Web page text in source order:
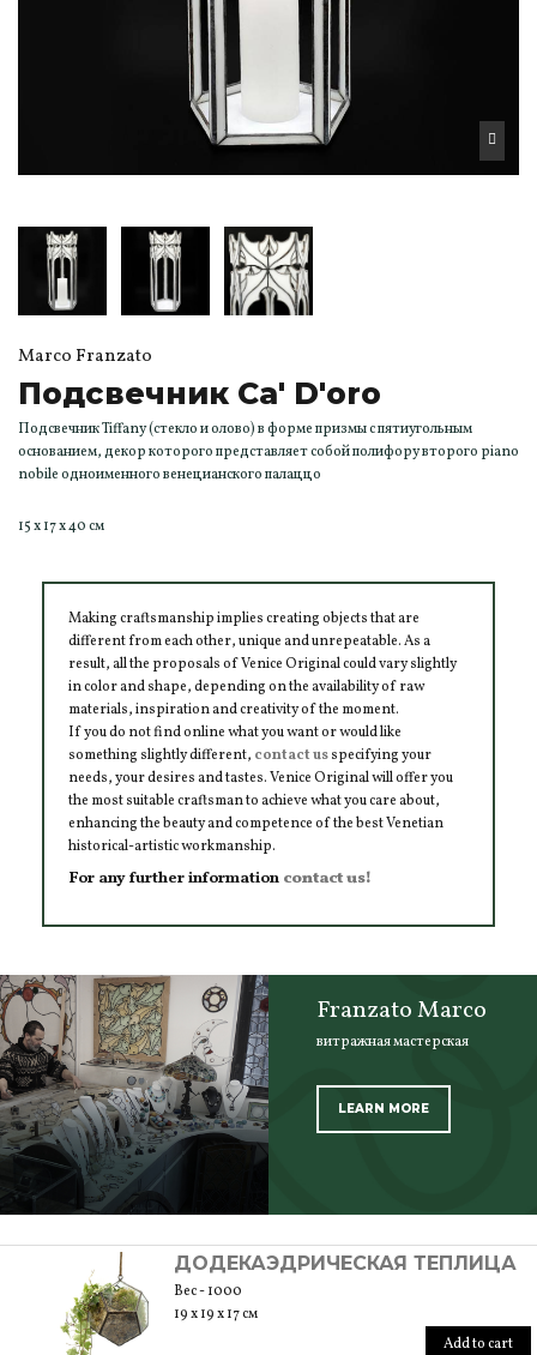
Marco Franzato
Подсвечник Ca' D'oro
Подсвечник Tiffany (стекло и олово) в форме призмы с пятиугольным
основанием, декор которого представляет собой полифору второго piano
nobile одноименного венецианского палаццо
15 x 17 x 40 см
Making craftsmanship implies creating objects that are
different from each other, unique and unrepeatable. As a
result, all the proposals of Venice Original could vary slightly
in color and shape, depending on the availability of raw
materials, inspiration and creativity of the moment.
If you do not find online what you want or would like
something slightly different, contact usspecifying your
needs, your desires and tastes. Venice Original will offer you
the most suitable craftsman to achieve what you care about,
enhancing the beauty and competence of the best Venetian
historical-artistic workmanship.
For any further information contact us!
Franzato Marco
витражная мастерская
LEARN MORE
ДОДЕКАЭДРИЧЕСКАЯ ТЕПЛИЦА
Вес - 1000
19 x 19 x 17 см
Add to cart